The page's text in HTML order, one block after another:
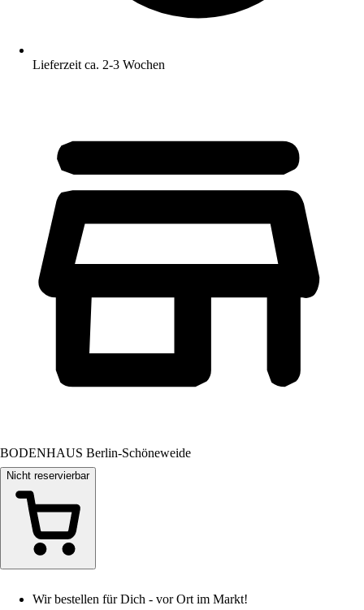
Lieferzeit ca. 2-3 Wochen
BODENHAUS Berlin-Schöneweide
Nicht reservierbar
Wir bestellen für Dich - vor Ort im Markt!